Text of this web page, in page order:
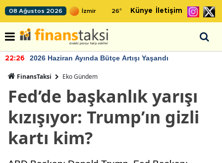
08 Ağustos 2026 26° Künye İletişim
22:26 2026 Haziran Ayında Bütçe Artışı Yaşandı
FinansTaksi Eko Gündem
Fed’de başkanlık yarışı
kızışıyor: Trump’ın gizli
kartı kim?